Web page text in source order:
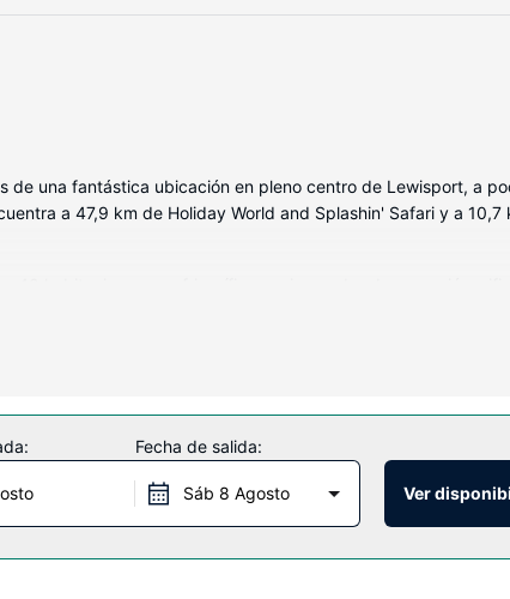
de una fantástica ubicación en pleno centro de Lewisport, a
a 47,9 km de Holiday World and Splashin' Safari y a
privado con ducha y bañera combinadas está provisto de
06:00 a 09:00.
Fecha de salida:
Sáb 8 Agosto Ver